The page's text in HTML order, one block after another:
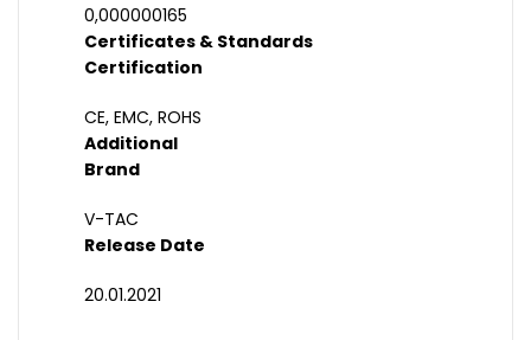
0,000000165
Certificates & Standards
Certification
CE, EMC, ROHS
Additional
Brand
V-TAC
Release Date
20.01.2021